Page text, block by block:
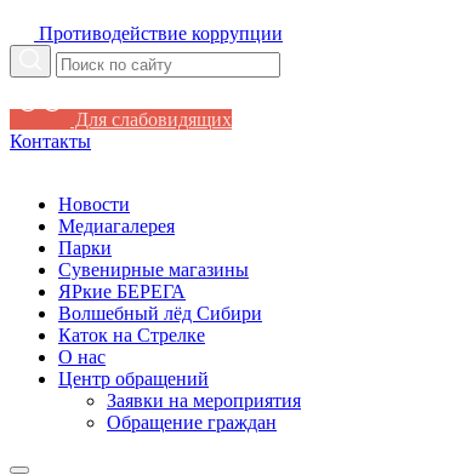
Противодействие коррупции
Для слабовидящих
Контакты
Новости
Медиагалерея
Парки
Сувенирные магазины
ЯРкие БЕРЕГА
Волшебный лёд Сибири
Каток на Стрелке
О нас
Центр обращений
Заявки на мероприятия
Обращение граждан